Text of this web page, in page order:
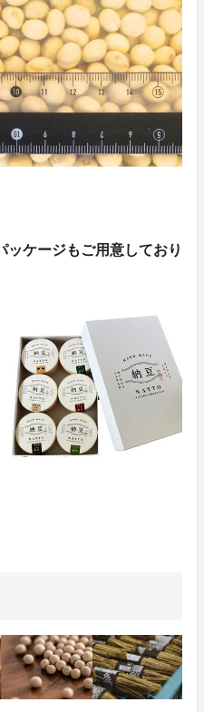
ッケージもご用意しており